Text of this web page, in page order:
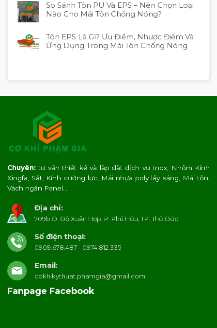
So Sánh Tôn PU Và EPS – Nên Chọn Loại
Nào Cho Mái Tôn Chống Nóng?
Tôn EPS Là Gì? Ưu Điểm, Nhược Điểm Và
Ứng Dụng Trong Mái Tôn Chống Nóng
Chuyên:tư vấn thiết kế và lắp đặt dịch vụ Inox, Nhôm Kính
Xingfa, Sắt, Kính cường lực, Mái nhựa poly lấy sáng, Mái tôn,
Vách ngăn Panel…
Địa chỉ:
709b Đ. Đỗ Xuân Hợp, P. Phú Hữu, TP. Thủ Đức
Số điện thoại:
0909.678.487 - 0974.812.335
Email:
cokhikythuat.phamgia@gmail.com
Fanpage Facebook